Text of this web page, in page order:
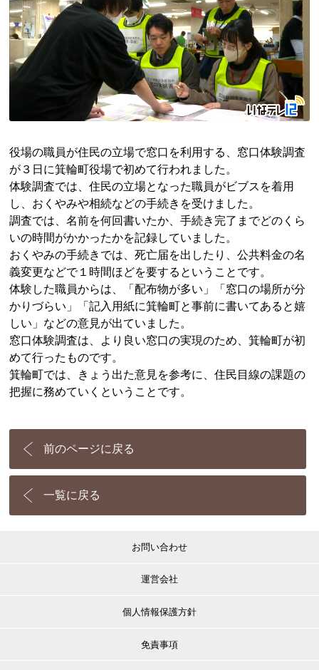
役場の職員が住民の立場で窓口を利用する、窓口体験調査
が３日に箕輪町役場で初めて行われました。
体験調査では、住民の立場となった職員がビブスを着用
し、おくやみや相続などの手続きを受けました。
調査では、名前を何回書いたか、手続き完了までどのくら
いの時間がかかったかを記録していました。
おくやみの手続きでは、死亡届を出したり、公共料金の名
義変更などで１時間ほどを要するということです。
体験した職員からは、「配布物が多い」「窓口の場所が分
かりづらい」「記入用紙に箕輪町と事前に書いてあると嬉
しい」などの意見が出ていました。
窓口体験調査は、より良い窓口の実現のため、箕輪町が初
めて行ったものです。
箕輪町では、きょう出た意見を参考に、住民目線の課題の
把握に務めていくということです。
前のページに戻る
一覧に戻る
お問い合わせ
運営会社
個人情報保護方針
免責事項